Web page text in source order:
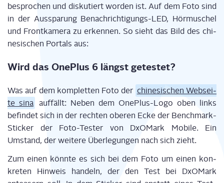
bespro­chen und dis­ku­tiert wor­den ist. Auf dem Foto sind
in der Aus­spa­rung Benach­rich­ti­gungs-LED, Hör­mu­schel
und Front­ka­me­ra zu erken­nen. So sieht das Bild des chi­
ne­si­schen Por­tals aus:
Wird das One­Plus 6 längst getestet?
Was auf dem kom­plet­ten Foto der chi­ne­si­schen Web­sei­
te sina auf­fällt: Neben dem One­Plus-Logo oben links
befin­det sich in der rech­ten obe­ren Ecke der Bench­mark-
Sti­cker der Foto-Tes­ter von DxO­Mark Mobi­le. Ein
Umstand, der wei­te­re Über­le­gun­gen nach sich zieht.
Zum einen könn­te es sich bei dem Foto um einen kon­
kre­ten Hin­weis han­deln, der den Test bei DxO­Mark